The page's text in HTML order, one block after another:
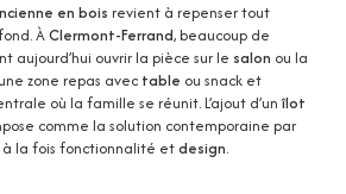
en bois revient à repenser tout
ÀClermont-Ferrand, beaucoup de
aujourd’hui ouvrir la pièce sur le salon ou la
zone repas avec table ou snack et
où la famille se réunit. L’ajout d’unîlot
comme la solution contemporaine par
la fois fonctionnalité etdesign.